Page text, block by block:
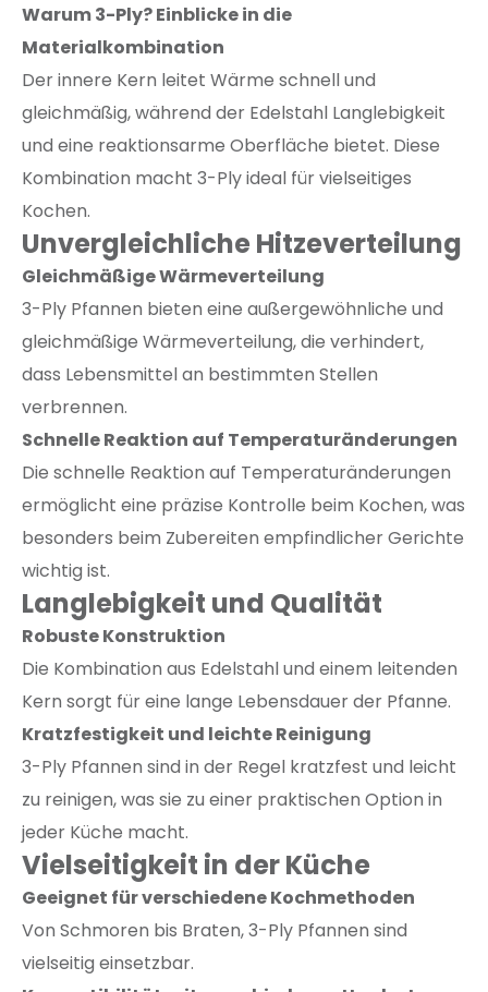
Warum 3-Ply? Einblicke in die
Materialkombination
Der innere Kern leitet Wärme schnell und
gleichmäßig, während der Edelstahl Langlebigkeit
und eine reaktionsarme Oberfläche bietet. Diese
Kombination macht 3-Ply ideal für vielseitiges
Kochen.
Unvergleichliche Hitzeverteilung
Gleichmäßige Wärmeverteilung
3-Ply Pfannen bieten eine außergewöhnliche und
gleichmäßige Wärmeverteilung, die verhindert,
dass Lebensmittel an bestimmten Stellen
verbrennen.
Schnelle Reaktion auf Temperaturänderungen
Die schnelle Reaktion auf Temperaturänderungen
ermöglicht eine präzise Kontrolle beim Kochen, was
besonders beim Zubereiten empfindlicher Gerichte
wichtig ist.
Langlebigkeit und Qualität
Robuste Konstruktion
Die Kombination aus Edelstahl und einem leitenden
Kern sorgt für eine lange Lebensdauer der Pfanne.
Kratzfestigkeit und leichte Reinigung
3-Ply Pfannen sind in der Regel kratzfest und leicht
zu reinigen, was sie zu einer praktischen Option in
jeder Küche macht.
Vielseitigkeit in der Küche
Geeignet für verschiedene Kochmethoden
Von Schmoren bis Braten, 3-Ply Pfannen sind
vielseitig einsetzbar.